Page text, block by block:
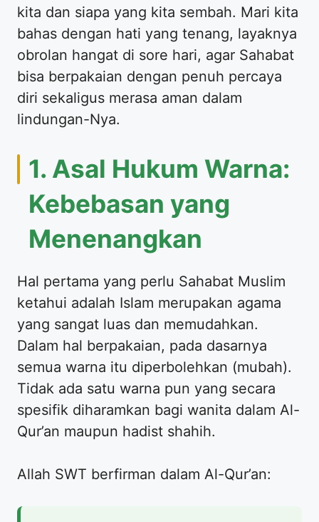
kita dan siapa yang kita sembah. Mari kita
bahas dengan hati yang tenang, layaknya
obrolan hangat di sore hari, agar Sahabat
bisa berpakaian dengan penuh percaya
diri sekaligus merasa aman dalam
lindungan-Nya.
​1. Asal Hukum Warna:
Kebebasan yang
Menenangkan
​Hal pertama yang perlu Sahabat Muslim
ketahui adalah Islam merupakan agama
yang sangat luas dan memudahkan.
Dalam hal berpakaian, pada dasarnya
semua warna itu diperbolehkan (mubah).
Tidak ada satu warna pun yang secara
spesifik diharamkan bagi wanita dalam Al-
Qur’an maupun hadist shahih.
​Allah SWT berfirman dalam Al-Qur’an: